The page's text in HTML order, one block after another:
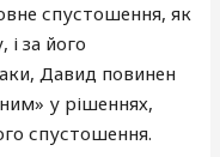
спустошення, як
за його
Давид повинен
у рішеннях,
спустошення.